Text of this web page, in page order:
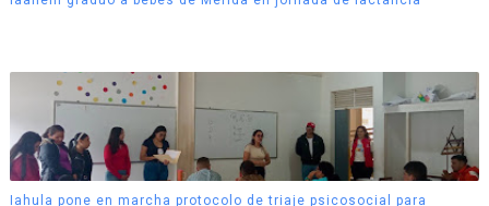
Iahula pone en marcha protocolo de triaje psicosocial para